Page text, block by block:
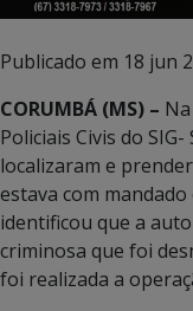
Publicado em 18 jun
CORUMBÁ (MS) –
Policiais Civis do
localizaram e
estava com
identificou que a
criminosa que foi
foi realizada a